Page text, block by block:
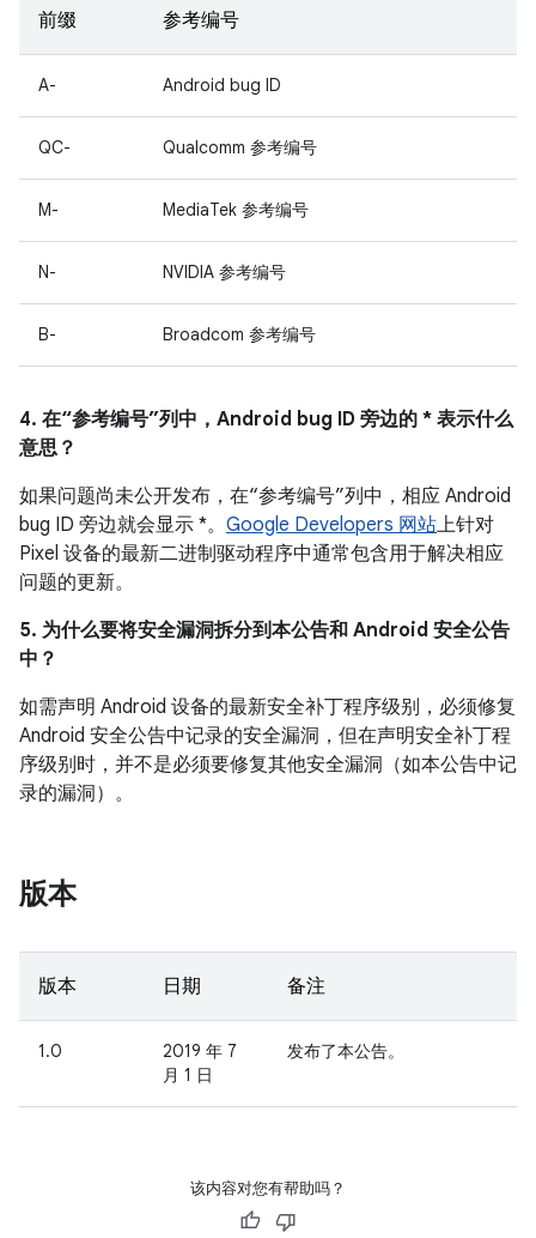
前缀 参考编号
A- Android bug ID
QC- Qualcomm 参考编号
M- MediaTek 参考编号
N- NVIDIA 参考编号
B- Broadcom 参考编号
4. 在“参考编号”列中，Android bug ID 旁边的 * 表示什么
意思？
如果问题尚未公开发布，在“参考编号”列中，相应 Android
bug ID 旁边就会显示 *。 Google Developers 网站上针对
Pixel 设备的最新二进制驱动程序中通常包含用于解决相应
问题的更新。
5. 为什么要将安全漏洞拆分到本公告和 Android 安全公告
中？
如需声明 Android 设备的最新安全补丁程序级别，必须修复
Android 安全公告中记录的安全漏洞，但在声明安全补丁程
序级别时，并不是必须要修复其他安全漏洞（如本公告中记
录的漏洞）。
版本
版本 日期 备注
1.0
2019 年 7
月 1 日
发布了本公告。
该内容对您有帮助吗？